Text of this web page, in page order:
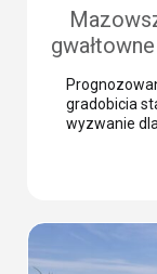
wyjaśnia, […]
gradobicia
wyzwanie
kluczem do
strat jest
takim
patogenów